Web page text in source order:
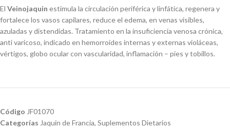
El Veinojaquin estimula la circulación periférica y linfática, regenera y
fortalece los vasos capilares, reduce el edema, en venas visibles,
azuladas y distendidas. Tratamiento en la insuficiencia venosa crónica,
anti varicoso, indicado en hemorroides internas y externas violáceas,
vértigos, globo ocular con vascularidad, inflamación – pies y tobillos.
Código JF01070
Categorías Jaquin de Francia, Suplementos Dietarios